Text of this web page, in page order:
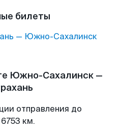
билеты
— Южно-Сахалинск
Южно-Сахалинск —
отправления до
км.